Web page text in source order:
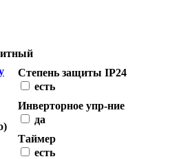
Степень защиты IP24
есть
Инверторное упр-ние
да
Таймер
есть